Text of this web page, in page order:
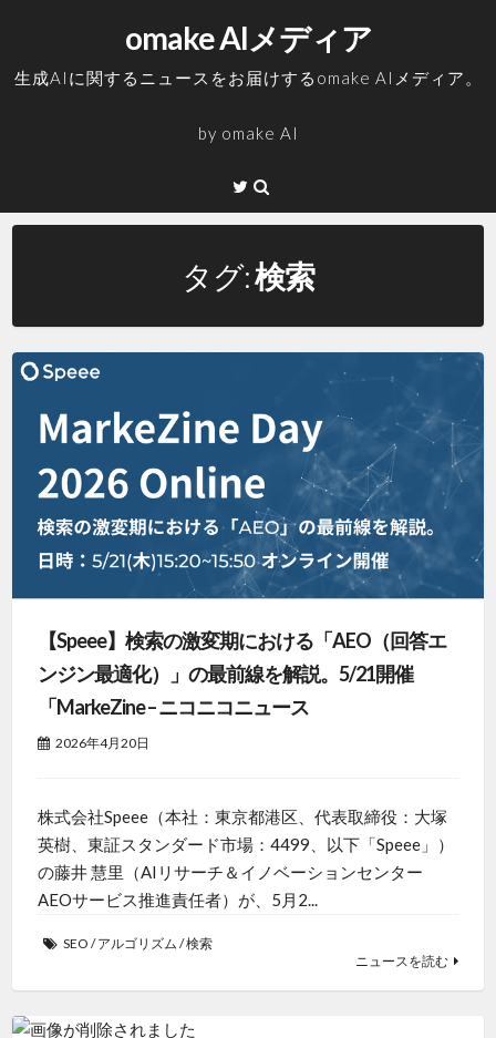
ッ
omake AIメディア
生成AIに関するニュースをお届けするomake AIメディア。
by omake AI
Twitter
タグ:検索
【Speee】検索の激変期における「AEO（回答エ
ンジン最適化）」の最前線を解説。5/21開催
「MarkeZine – ニコニコニュース
2026年4月20日
株式会社Speee（本社：東京都港区、代表取締役：大塚
英樹、東証スタンダード市場：4499、以下「Speee」）
の藤井 慧里（AIリサーチ＆イノベーションセンター
AEOサービス推進責任者）が、5月2...
SEO /アルゴリズム /検索
ニュースを読む